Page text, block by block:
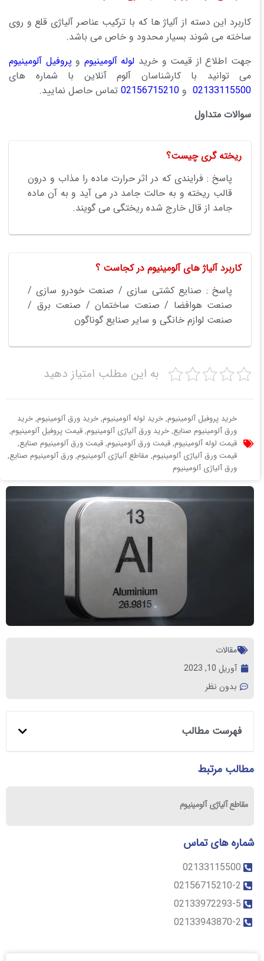
کاربرد این دسته از آلیاژ ها که با ترکیب عناصر آلیاژی قلع و روی
ساخته می شوند بسیار محدود و خاص می باشد.
جهت اطلاع از قیمت و خرید لوله آلومینیوم و پروفیل آلومینیوم
می توانید با کارشناسان آلوم آنلاین با شماره های
02133115500 و 02156715210 تماس حاصل نمایید.
سوالات متداول
ریخته گری چیست؟
پاسخ : فرایندی که در اثر حرارت ماده را مذاب و درون
قالب ریخته و به حالت جامد در می آید و به آن ماده
جامد از قال خارج شده ریختگی می گویند.
کاربرد آلیاژ های آلومینیوم در کجاست ؟
پاسخ : صنایع کشتی سازی / صنعت خودرو سازی /
صنعت هوافضا / صنعت ساختمان / صنعت برق /
صنعت لوازم خانگی و سایر صنایع گوناگون
به این مطلب امتیاز دهید
خرید پروفیل آلومینیوم,خرید لوله آلومینیوم,خرید ورق آلومینیوم,خرید
ورق آلومینیوم صنایع,خرید ورق آلیاژی آلومینیوم,قیمت پروفیل آلومینیوم,
قیمت لوله آلومینیوم,قیمت ورق آلومینیوم,قیمت ورق آلومینیوم صنایع,
قیمت ورق آلیاژی آلومینیوم, مقاطع آلیاژی آلومینیوم,ورق آلومینیوم صنایع,
ورق آلیاژی آلومینیوم
مقالات
آوریل 10, 2023
بدون نظر
فهرست مطالب
مطالب مرتبط
مقاطع آلیاژی آلومینیوم
شماره های تماس
02133115500
02156715210-2
02133972293-5
02133943870-2